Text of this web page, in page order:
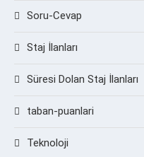
Soru-Cevap
Staj İlanları
Süresi Dolan Staj İlanları
taban-puanlari
Teknoloji